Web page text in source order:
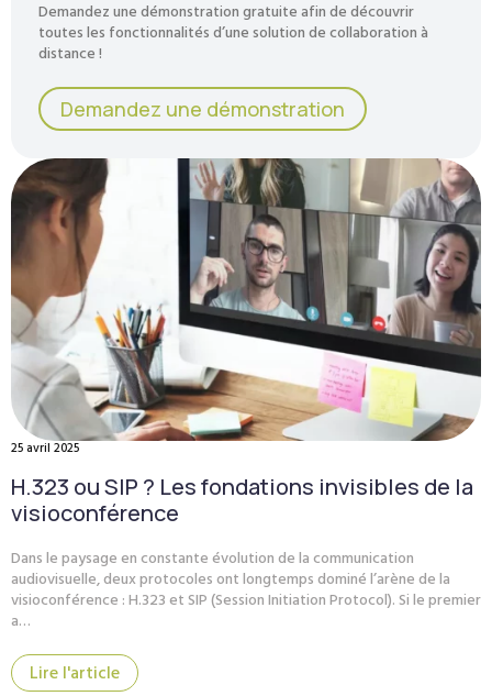
H.323 ou SIP ? Les fondations invisibles de la
visioconférence
25 avril 2025
Dans le paysage en constante évolution de la communication
audiovisuelle, deux protocoles ont longtemps dominé l’arène de la
visioconférence : H.323 et SIP (Session Initiation Protocol). Si le premier
a…
Lire l'article
Demandez une démonstration gratuite afin de découvrir
toutes les fonctionnalités d’une solution de collaboration à
distance !
Demandez une démonstration